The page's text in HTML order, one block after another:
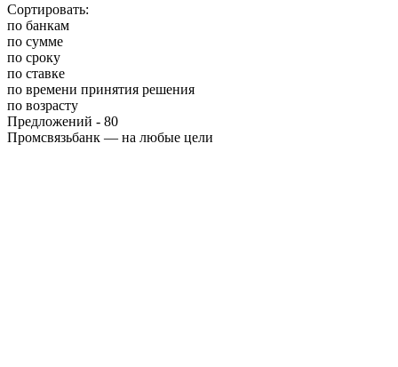
Сортировать:
по банкам
по сумме
по сроку
по ставке
по времени принятия решения
по возрасту
Предложений - 80
Промсвязьбанк — на любые цели